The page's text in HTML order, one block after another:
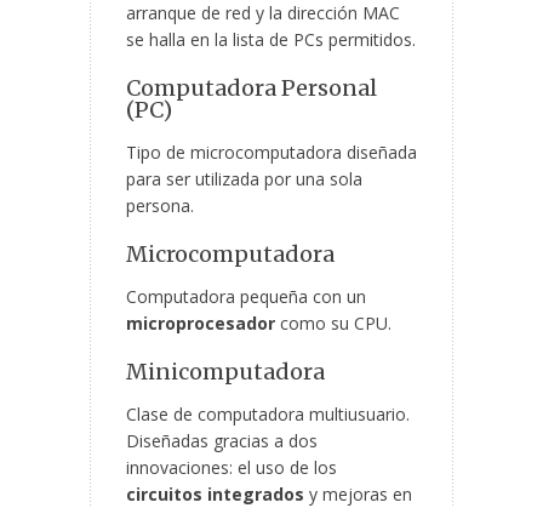
arranque de red y la dirección MAC
se halla en la lista de PCs permitidos.
Computadora Personal
(PC)
Tipo de microcomputadora diseñada
para ser utilizada por una sola
persona.
Microcomputadora
Computadora pequeña con un
microprocesador como su CPU.
Minicomputadora
Clase de computadora multiusuario.
Diseñadas gracias a dos
innovaciones: el uso de los
circuitos integrados y mejoras en